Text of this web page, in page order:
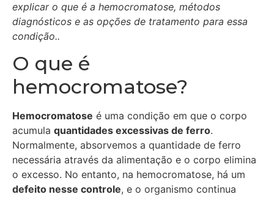
explicar o que é a hemocromatose, métodos
diagnósticos e as opções de tratamento para essa
condição..
O que é
hemocromatose?
Hemocromatose é uma condição em que o corpo
acumula quantidades excessivas de ferro.
Normalmente, absorvemos a quantidade de ferro
necessária através da alimentação e o corpo elimina
o excesso. No entanto, na hemocromatose, há um
defeito nesse controle, e o organismo continua